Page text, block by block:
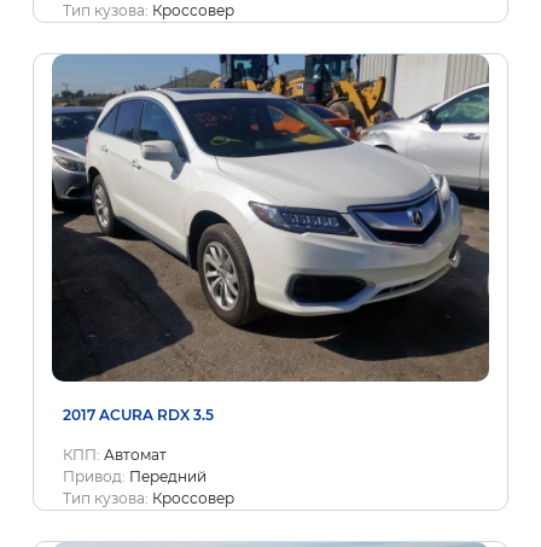
Тип кузова: Кроссовер
2017 ACURA RDX 3.5
КПП: Автомат
Привод: Передний
Тип кузова: Кроссовер